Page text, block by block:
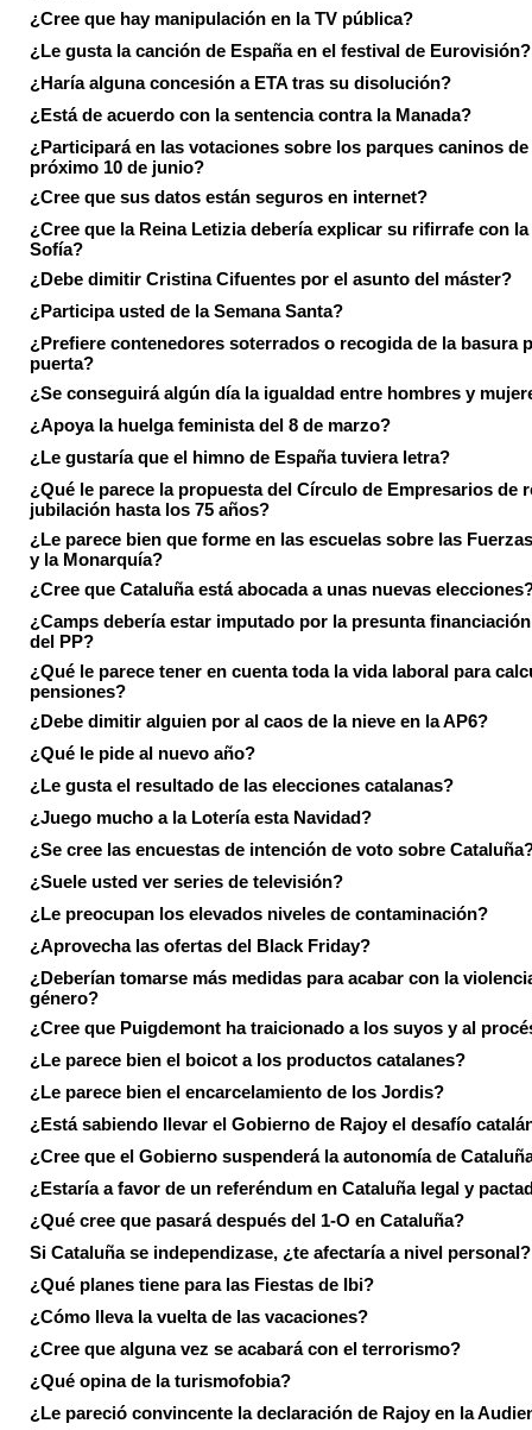
¿Cree que hay manipulación en la TV pública?
¿Le gusta la canción de España en el festival de Eurovisión?
¿Haría alguna concesión a ETA tras su disolución?
¿Está de acuerdo con la sentencia contra la Manada?
¿Participará en las votaciones sobre los parques caninos de
próximo 10 de junio?
¿Cree que sus datos están seguros en internet?
¿Cree que la Reina Letizia debería explicar su rifirrafe con la
Sofía?
¿Debe dimitir Cristina Cifuentes por el asunto del máster?
¿Participa usted de la Semana Santa?
¿Prefiere contenedores soterrados o recogida de la basura
puerta?
¿Se conseguirá algún día la igualdad entre hombres y
¿Apoya la huelga feminista del 8 de marzo?
¿Le gustaría que el himno de España tuviera letra?
¿Qué le parece la propuesta del Círculo de Empresarios de
jubilación hasta los 75 años?
¿Le parece bien que forme en las escuelas sobre las
y la Monarquía?
¿Cree que Cataluña está abocada a unas nuevas
¿Camps debería estar imputado por la presunta
del PP?
¿Qué le parece tener en cuenta toda la vida laboral para
pensiones?
¿Debe dimitir alguien por al caos de la nieve en la AP6?
¿Qué le pide al nuevo año?
¿Le gusta el resultado de las elecciones catalanas?
¿Juego mucho a la Lotería esta Navidad?
¿Se cree las encuestas de intención de voto sobre
¿Suele usted ver series de televisión?
¿Le preocupan los elevados niveles de contaminación?
¿Aprovecha las ofertas del Black Friday?
¿Deberían tomarse más medidas para acabar con la
género?
¿Cree que Puigdemont ha traicionado a los suyos y al
¿Le parece bien el boicot a los productos catalanes?
¿Le parece bien el encarcelamiento de los Jordis?
¿Está sabiendo llevar el Gobierno de Rajoy el desafío
¿Cree que el Gobierno suspenderá la autonomía de
¿Estaría a favor de un referéndum en Cataluña legal y
¿Qué cree que pasará después del 1-O en Cataluña?
Si Cataluña se independizase, ¿te afectaría a nivel personal?
¿Qué planes tiene para las Fiestas de Ibi?
¿Cómo lleva la vuelta de las vacaciones?
¿Cree que alguna vez se acabará con el terrorismo?
¿Qué opina de la turismofobia?
¿Le pareció convincente la declaración de Rajoy en la